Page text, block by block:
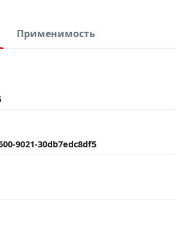
Применимость
9021-30db7edc8df5